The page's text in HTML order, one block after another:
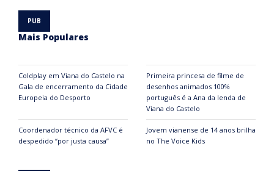
Mais Populares
Coldplay em Viana do Castelo na
Gala de encerramento da Cidade
Europeia do Desporto
Primeira princesa de filme de
desenhos animados 100%
português é a Ana da lenda de
Viana do Castelo
Coordenador técnico da AFVC é
despedido “por justa causa”
Jovem vianense de 14 anos brilha
no The Voice Kids